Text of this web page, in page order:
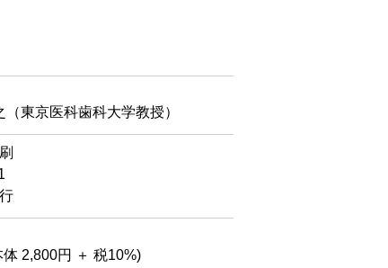
東京医科歯科大学教授）
体 2,800円 ＋ 税10%)